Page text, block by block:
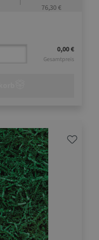
76,30 €
0,00 €
Gesamtpreis